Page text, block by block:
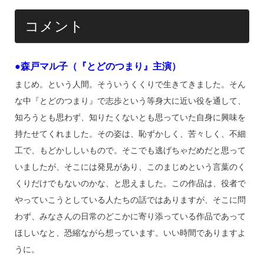
コメント
●森戸マル子（『とどのつまり』主演）
まじめ。という人間。そういうくくりで生きてきました。そん
な中『とどのつまり』で志歩という等身大に近い役を通して、
知ろうとも思わず、知りたくないとも思っていた自身に興味を
持たせてくれました。その姿は、恥ずかしく、苦々しく、不細
工で、もどかししいもので。そこでも逃げちゃだめだと思って
いましたが、そこには発見があり、このまじめという言葉のく
くりだけでもないのかな、と思えました。この作品は、役者で
やっていこうとしている人たちの話ではありますが、そこに問
わず、みなさんの日常のどこかに寄り添っている作品であって
ほしいなと、恐縮ながら想っています。いい時間でありますよ
うに。